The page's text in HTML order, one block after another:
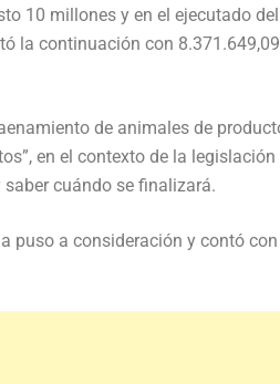
10 millones y en el ejecutado
la continuación con
de animales de
en el contexto de la
cuándo se finalizará.
puso a consideración y contó